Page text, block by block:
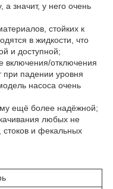
значит, у него очень
стойких к
в жидкости, что
и доступной;
включения/отключения
при падении уровня
насоса очень
ещё более надёжной;
любых не
стоков и фекальных